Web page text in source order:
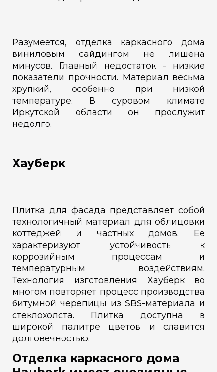
Разумеется, отделка каркасного дома
виниловым сайдингом не лишена
минусов. Главный недостаток - низкие
показатели прочности. Материал весьма
хрупкий, особенно при низкой
температуре. В суровом климате
Иркутской области он прослужит
недолго.
Хауберк
Плитка для фасада представляет собой
технологичный материал для облицовки
коттеджей и частных домов. Ее
характеризуют устойчивость к
коррозийным процессам и
температурным воздействиям.
Технология изготовления Хауберк во
многом повторяет процесс производства
битумной черепицы из SBS-материала и
стеклохолста. Плитка доступна в
широкой палитре цветов и славится
долговечностью.
Отделка каркасного дома